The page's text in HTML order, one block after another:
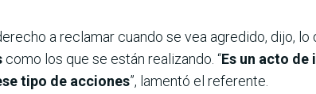
a reclamar cuando se vea agredido, dijo, lo
como los que se están realizando. “Es un acto
tipo de acciones”, lamentó el referente.